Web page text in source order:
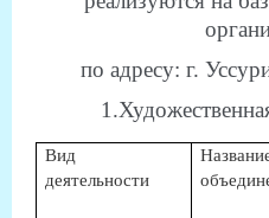
по адресу: г.
Вид
деятельности